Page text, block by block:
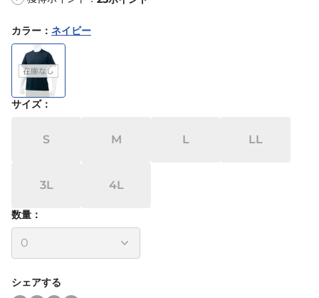
カラー ： ネイビー
サイズ：
S M L LL
3L 4L
数量：
シェアする